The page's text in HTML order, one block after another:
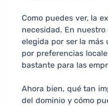
Como puedes ver, la
necesidad. En
elegida por ser la más
por preferencias
bastante para las
Ahora bien, qué tan
del dominio y cómo